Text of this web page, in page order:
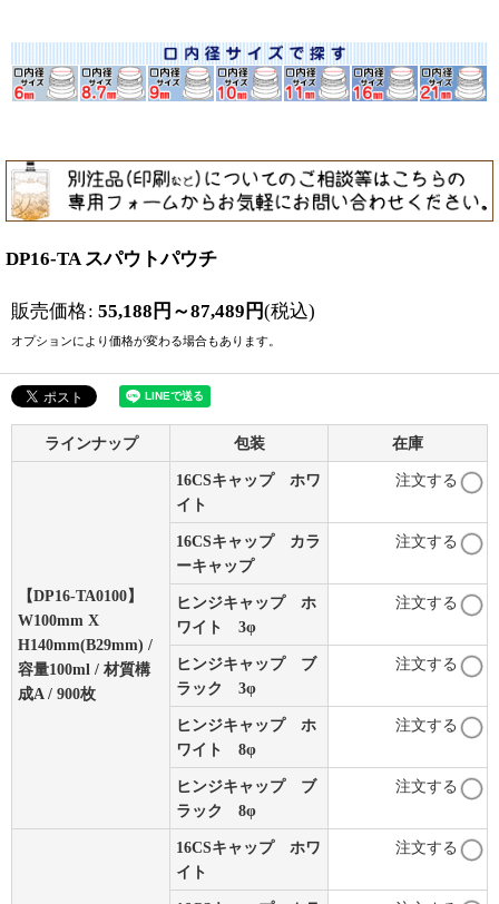
DP16-TA スパウトパウチ
販売価格: 55,188 円 ～87,489 円(税込)
オプションにより価格が変わる場合もあります。
ラインナップ 包装 在庫
【DP16-TA0100】
W100mm X
H140mm(B29mm) /
容量100ml / 材質構
成A / 900枚
16CSキャップ ホワ
イト
注文する
16CSキャップ カラ
ーキャップ
注文する
ヒンジキャップ ホ
ワイト 3φ
注文する
ヒンジキャップ ブ
ラック 3φ
注文する
ヒンジキャップ ホ
ワイト 8φ
注文する
ヒンジキャップ ブ
ラック 8φ
注文する
16CSキャップ ホワ
イト
注文する